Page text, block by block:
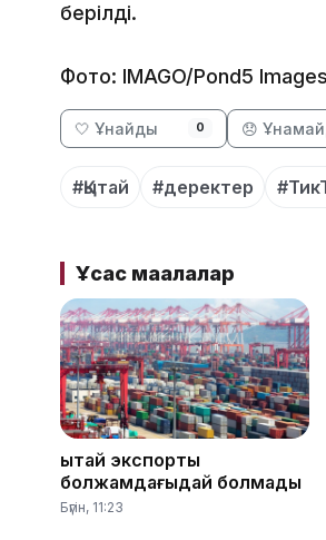
берілді.
Фото: IMAGO/Pond5 Images
🤍 Ұнайды 0 😞
#Қытай #деректер
Ұқсас мақалалар
Қытай экспорты
болжамдағыдай болмады
Бүгін, 11:23